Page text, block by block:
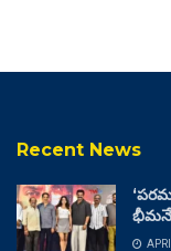
Recent News